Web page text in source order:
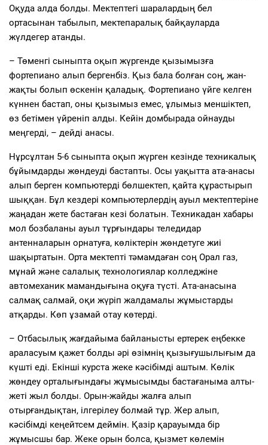
Оқуда алда болды. Мектептегі шаралардың бел
ортасынан табылып, мектепаралық байқауларда
жүлдегер атанды.
– Төменгі сыныпта оқып жүргенде қызымызға
фортепиано алып бергенбіз. Қыз бала болған соң, жан-
жақты болып өскенін қаладық. Фортепиано үйге келген
күннен бастап, оны қызымыз емес, ұлымыз меншіктеп,
өз бетімен үйреніп алды. Кейін домбырада ойнауды
меңгерді, – дейді анасы.
Нұрсұлтан 5-6 сыныпта оқып жүрген кезінде техникалық
бұйымдарды жөндеуді бастапты. Осы уақытта ата-анасы
алып берген компьютерді бөлшектеп, қайта құрастырып
шыққан. Бұл кездері компьютерлердің ауыл мектептеріне
жаңадан жете бастаған кезі болатын. Техникадан хабары
мол бозбаланы ауыл тұрғындары теледидар
антенналарын орнатуға, көліктерін жөндетуге жиі
шақыртатын. Орта мектепті тәмамдаған соң Орал газ,
мұнай және салалық технологиялар колледжіне
автомеханик мамандығына оқуға түсті. Ата-анасына
салмақ салмай, оқи жүріп жалдамалы жұмыстарды
атқарды. Көп ұзамай отау көтерді.
– Отбасылық жағдайыма байланысты ертерек еңбекке
араласуым қажет болды әрі өзімнің қызығушылығым да
күшті еді. Екінші курста жеке кәсібімді аштым. Көлік
жөндеу орталығындағы жұмысымды бастағаныма алты-
жеті жыл болды. Орын-жайды жалға алып
отырғандықтан, ілгерілеу болмай тұр. Жер алып,
кәсібімді кеңейтсем деймін. Қазір қарауымда бір
жұмысшы бар. Жеке орын болса, қызмет көлемін